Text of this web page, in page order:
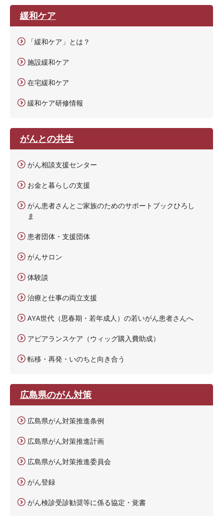
緩和ケア
「緩和ケア」とは？
施設緩和ケア
在宅緩和ケア
緩和ケア研修情報
がんとの共生
がん相談支援センター
お金と暮らしの支援
がん患者さんとご家族のためのサポートブックひろし
ま
患者団体・支援団体
がんサロン
体験談
治療と仕事の両立支援
AYA世代（思春期・若年成人）の若いがん患者さんへ
アピアランスケア（ウィッグ購入費助成）
転移・再発・いのちと向き合う
広島県のがん対策
広島県がん対策推進条例
広島県がん対策推進計画
広島県がん対策推進委員会
がん登録
がん検診受診勧奨等に係る協定・覚書